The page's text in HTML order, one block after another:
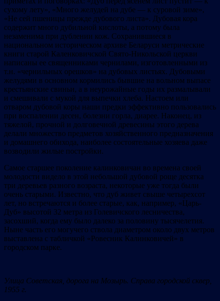
сухому лету», «Много желудей на дубе — к суровой зиме»,
«Не сей пшеницы прежде дубового листа». Дубовая кора
содержит много дубильной кислоты, а потому была
незаменима при дублении кож. Сохранившиеся в
национальном историческом архиве Беларуси метрические
книги старой Каленковичской Свято-Никольской церкви
написаны ее священниками чернилами, изготовленными из
т.н. «чернильных орешков» на дубовых листьях. Дубовыми
желудями в основном кормились бывшие на вольном выпасе
крестьянские свиньи, а в неурожайные годы их размалывали
и смешивали с мукой для выпечки хлеба. Настоем или
отваром дубовой коры наши предки эффективно пользовались
при воспалении десен, болезни горла, диарее. Наконец, из
тяжелой, прочной и долговечной древесины этого дерева
делали множество предметов хозяйственного предназначения
и домашнего обихода, наиболее состоятельные хозяева даже
возводили жилые постройки.
Самое старшее поколение калинковичан во времена своей
молодости видело в этой небольшой дубовой роще десятка
три деревьев разного возраста, некоторые уже тогда были
очень старыми. Известно, что дуб живет свыше четырехсот
лет, но встречаются и более старые, как, например, «Царь-
Дуб» высотой 32 метра из Голевичского лесничества,
засохший, когда ему было далеко за половину тысячелетия.
Ныне часть его могучего ствола диаметром около двух метров
выставлена с табличкой «Ровесник Калинковичей» в
городском парке.
Улица Советская, дорога на Мозырь. Справа городской сквер,
1955 г.